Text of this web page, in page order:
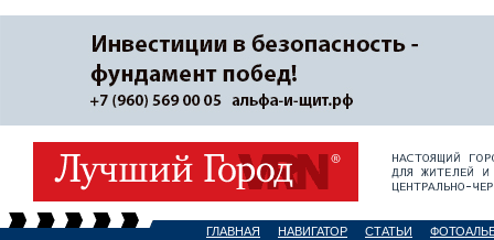
ГЛАВНАЯ НАВИГАТОР СТАТЬИ